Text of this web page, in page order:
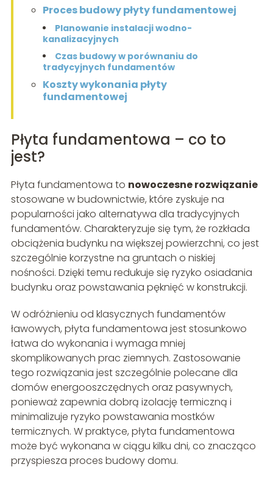
Proces budowy płyty fundamentowej
Planowanie instalacji wodno-
kanalizacyjnych
Czas budowy w porównaniu do
tradycyjnych fundamentów
Koszty wykonania płyty
fundamentowej
Płyta fundamentowa – co to
jest?
Płyta fundamentowa to nowoczesne rozwiązanie
stosowane w budownictwie, które zyskuje na
popularności jako alternatywa dla tradycyjnych
fundamentów. Charakteryzuje się tym, że rozkłada
obciążenia budynku na większej powierzchni, co jest
szczególnie korzystne na gruntach o niskiej
nośności. Dzięki temu redukuje się ryzyko osiadania
budynku oraz powstawania pęknięć w konstrukcji.
W odróżnieniu od klasycznych fundamentów
ławowych, płyta fundamentowa jest stosunkowo
łatwa do wykonania i wymaga mniej
skomplikowanych prac ziemnych. Zastosowanie
tego rozwiązania jest szczególnie polecane dla
domów energooszczędnych oraz pasywnych,
ponieważ zapewnia dobrą izolację termiczną i
minimalizuje ryzyko powstawania mostków
termicznych. W praktyce, płyta fundamentowa
może być wykonana w ciągu kilku dni, co znacząco
przyspiesza proces budowy domu.